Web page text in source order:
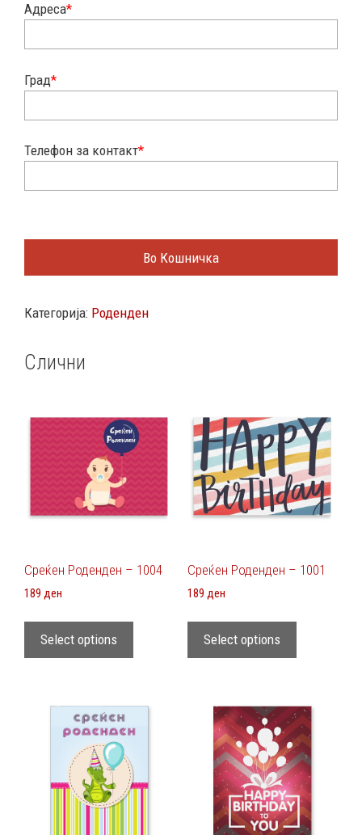
Адреса*
Град*
Телефон за контакт*
Во Кошничка
Категорија: Роденден
Слични
Среќен Роденден – 1004
189 ден
Select options
Среќен Роденден – 1001
189 ден
Select options